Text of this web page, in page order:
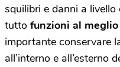
squilibri e danni a
tutto funzioni al meglio
importante conservare
all’interno e all’esterno